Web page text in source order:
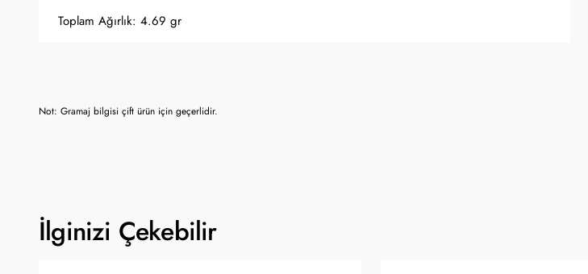
Toplam Ağırlık: 4.69 gr
Not: Gramaj bilgisi çift ürün için geçerlidir.
İlginizi Çekebilir